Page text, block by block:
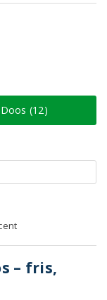
Doos (12)
– fris,